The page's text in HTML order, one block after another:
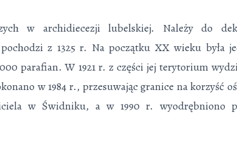
w archidiecezji lubelskiej. Należy do
z 1325 r. Na po­czątku XX wieku była
parafian. W 1921 r. z części jej terytorium
w 1984 r., przesuwając granice na korzyść
w Świdniku, a w 1990 r. wyod­rębniono